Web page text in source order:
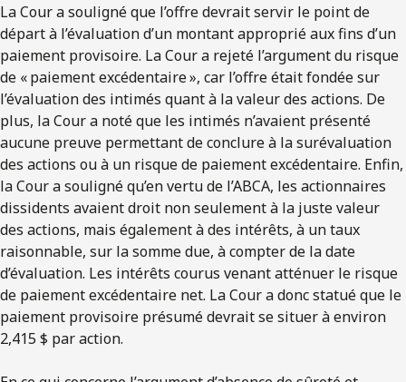
La Cour a souligné que l’offre devrait servir le point de
départ à l’évaluation d’un montant approprié aux fins d’un
paiement provisoire. La Cour a rejeté l’argument du risque
de « paiement excédentaire », car l’offre était fondée sur
l’évaluation des intimés quant à la valeur des actions. De
plus, la Cour a noté que les intimés n’avaient présenté
aucune preuve permettant de conclure à la surévaluation
des actions ou à un risque de paiement excédentaire. Enfin,
la Cour a souligné qu’en vertu de l’ABCA, les actionnaires
dissidents avaient droit non seulement à la juste valeur
des actions, mais également à des intérêts, à un taux
raisonnable, sur la somme due, à compter de la date
d’évaluation. Les intérêts courus venant atténuer le risque
de paiement excédentaire net. La Cour a donc statué que le
paiement provisoire présumé devrait se situer à environ
2,415 $ par action.